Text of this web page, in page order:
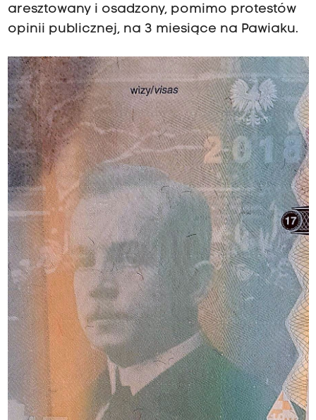
aresztowany i osadzony, pomimo protestów
opinii publicznej, na 3 miesiące na Pawiaku.